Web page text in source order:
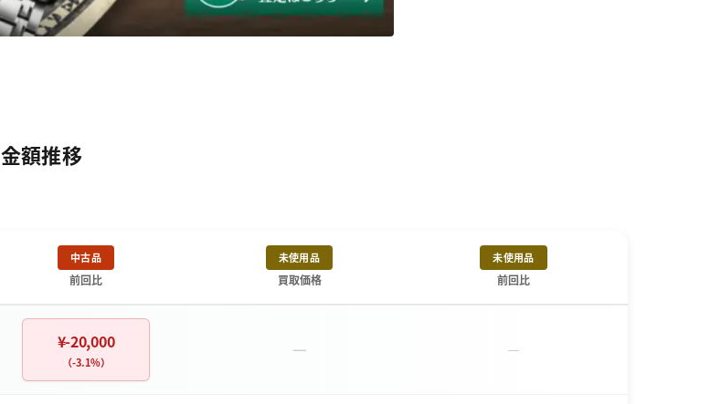
額推移
中古品
前回比
未使用品
買取価格
未使用品
前回比
¥-20,000
（-3.1%） － －